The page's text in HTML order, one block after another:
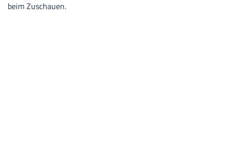
beim Zuschauen.